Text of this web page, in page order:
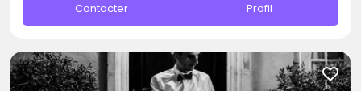
Contacter Profil